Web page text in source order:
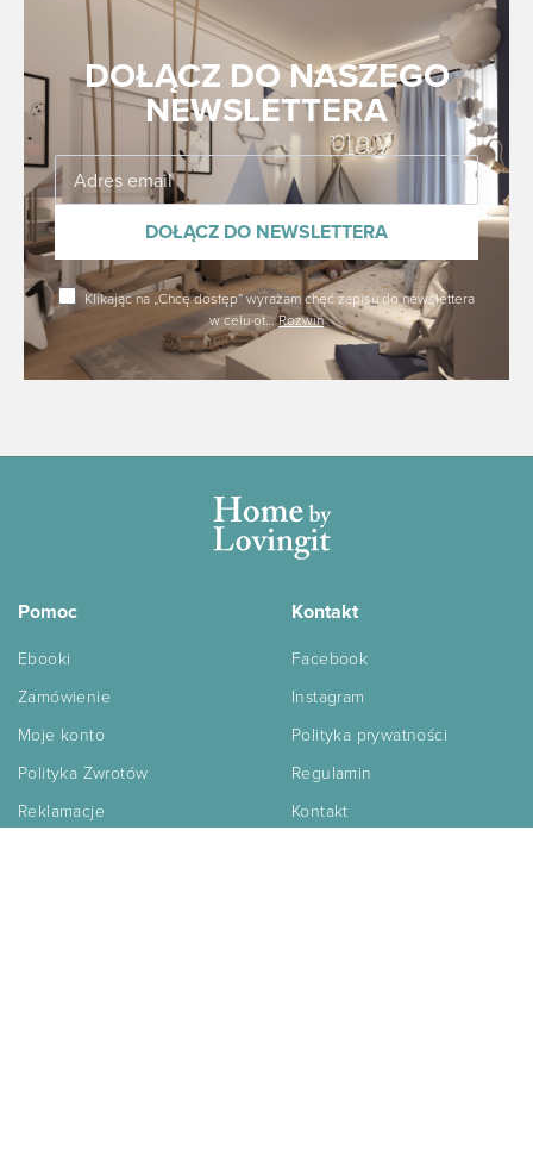
DOŁĄCZ DO NASZEGO
NEWSLETTERA
DOŁĄCZ DO NEWSLETTERADołącz
Klikając na „Chcę dostęp” wyrażam chęć zapisu do newslettera
w celu ot…Rozwiń
Pomoc
Ebooki
Zamówienie
Moje konto
Polityka Zwrotów
Reklamacje
Kontakt
Facebook
Instagram
Polityka prywatności
Regulamin
Kontakt